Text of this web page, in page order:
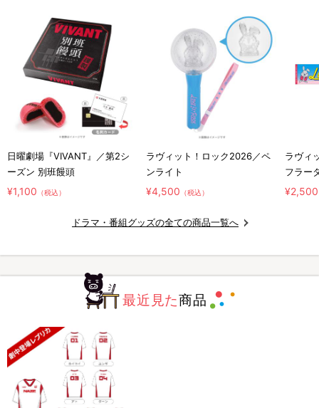
日曜劇場『VIVANT』／第2シ
ーズン 別班饅頭
¥1,100 （税込）
ラヴィット！ロック2026／ペ
ンライト
¥4,500 （税込）
ラヴィ
フラー
¥2,500
ドラマ・番組グッズの全ての商品一覧へ
最近見た商品